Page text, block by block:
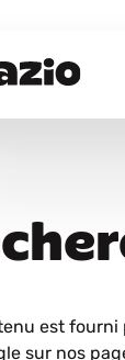
est
sur nos